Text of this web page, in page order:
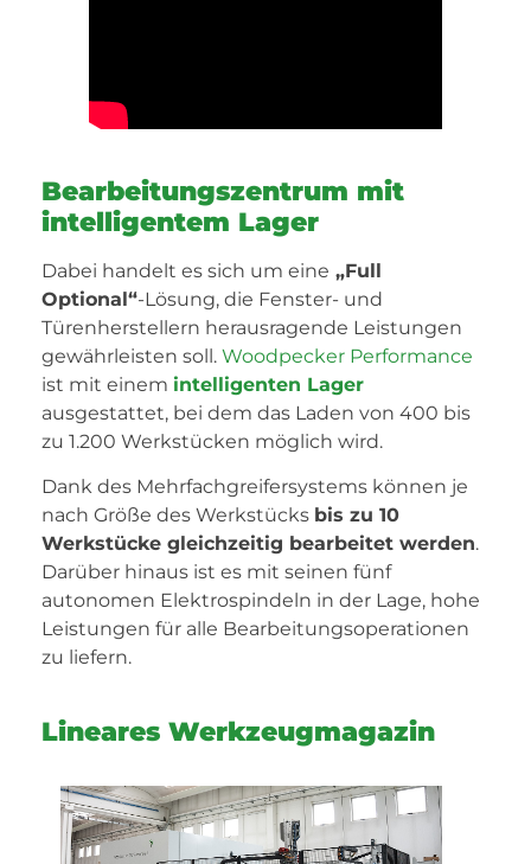
Bearbeitungszentrum mit
intelligentem Lager
Dabei handelt es sich um eine „Full
Optional“-Lösung, die Fenster- und
Türenherstellern herausragende Leistungen
gewährleisten soll. Woodpecker Performance
ist mit einem intelligenten Lager
ausgestattet, bei dem das Laden von 400 bis
zu 1.200 Werkstücken möglich wird.
Dank des Mehrfachgreifersystems können je
nach Größe des Werkstücks bis zu 10
Werkstücke gleichzeitig bearbeitet werden.
Darüber hinaus ist es mit seinen fünf
autonomen Elektrospindeln in der Lage, hohe
Leistungen für alle Bearbeitungsoperationen
zu liefern.
Lineares Werkzeugmagazin